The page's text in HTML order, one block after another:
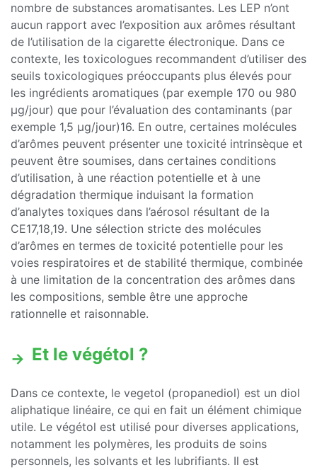
nombre de substances aromatisantes. Les LEP n’ont
aucun rapport avec l’exposition aux arômes résultant
de l’utilisation de la cigarette électronique. Dans ce
contexte, les toxicologues recommandent d’utiliser des
seuils toxicologiques préoccupants plus élevés pour
les ingrédients aromatiques (par exemple 170 ou 980
µg/jour) que pour l’évaluation des contaminants (par
exemple 1,5 µg/jour)16. En outre, certaines molécules
d’arômes peuvent présenter une toxicité intrinsèque et
peuvent être soumises, dans certaines conditions
d’utilisation, à une réaction potentielle et à une
dégradation thermique induisant la formation
d’analytes toxiques dans l’aérosol résultant de la
CE17,18,19. Une sélection stricte des molécules
d’arômes en termes de toxicité potentielle pour les
voies respiratoires et de stabilité thermique, combinée
à une limitation de la concentration des arômes dans
les compositions, semble être une approche
rationnelle et raisonnable.
Et le végétol ?
Dans ce contexte, le vegetol (propanediol) est un diol
aliphatique linéaire, ce qui en fait un élément chimique
utile. Le végétol est utilisé pour diverses applications,
notamment les polymères, les produits de soins
personnels, les solvants et les lubrifiants. Il est